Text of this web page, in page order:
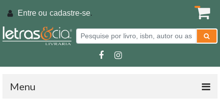
Entre ou cadastre-se.
Menu